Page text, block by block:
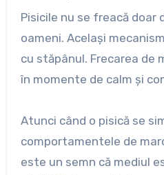
Pisicile nu se freacă doar
oameni. Același
cu stăpânul. Frecarea de
în momente de calm și
Atunci când o pisică se
comportamentele de
este un semn că mediul